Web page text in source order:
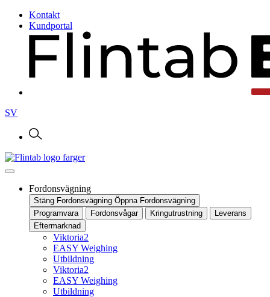
Kontakt
Kundportal
SV
Fordonsvägning
Stäng Fordonsvägning Öppna Fordonsvägning
Programvara
Fordonsvågar Kringutrustning
Leverans
Eftermarknad
Viktoria2
EASY Weighing
Utbildning
Viktoria2
EASY Weighing
Utbildning